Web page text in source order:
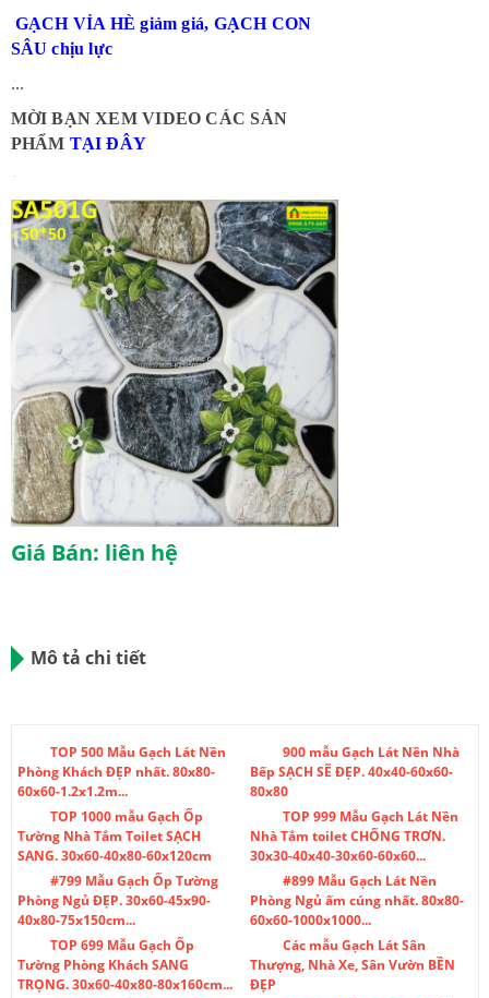
GẠCH VỈA HÈ giảm giá, GẠCH CON
SÂU chịu lực
...
MỜI BẠN XEM VIDEO CÁC SẢN
PHẨM TẠI ĐÂY
Giá Bán: liên hệ
Mô tả chi tiết
TOP 500 Mẫu Gạch Lát Nền
Phòng Khách ĐẸP nhất. 80x80-
60x60-1.2x1.2m...
900 mẫu Gạch Lát Nền Nhà
Bếp SẠCH SẼ ĐẸP. 40x40-60x60-
80x80
TOP 1000 mẫu Gạch Ốp
Tường Nhà Tắm Toilet SẠCH
SANG. 30x60-40x80-60x120cm
TOP 999 Mẫu Gạch Lát Nền
Nhà Tắm toilet CHỐNG TRƠN.
30x30-40x40-30x60-60x60...
#799 Mẫu Gạch Ốp Tường
Phòng Ngủ ĐẸP. 30x60-45x90-
40x80-75x150cm...
#899 Mẫu Gạch Lát Nền
Phòng Ngủ ấm cúng nhất. 80x80-
60x60-1000x1000...
TOP 699 Mẫu Gạch Ốp
Tường Phòng Khách SANG
TRỌNG. 30x60-40x80-80x160cm...
Các mẫu Gạch Lát Sân
Thượng, Nhà Xe, Sân Vườn BỀN
ĐẸP